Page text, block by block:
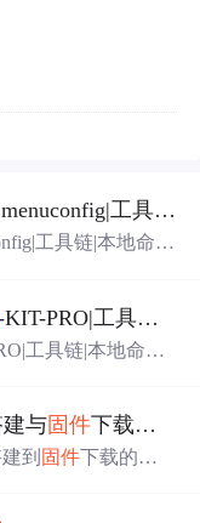
令行编译|Windows11|msys|清华源|（4）、联盛德
工具链|本地命令
PRO|工具链|本地命令行编译|Windows11|WSL|（5）、海凌科
工具链|本地命令
与固件下载避坑全记录（含CDK配置与SecureCRT使用）
到 固件下载的全